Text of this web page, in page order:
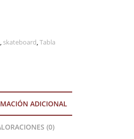
, skateboard,Tabla
ADICIONAL
(0)